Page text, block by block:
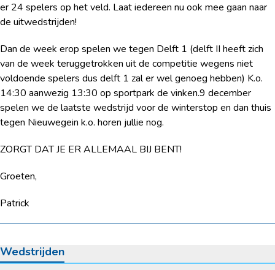
er 24 spelers op het veld. Laat iedereen nu ook mee gaan naar
de uitwedstrijden!
Dan de week erop spelen we tegen Delft 1 (delft II heeft zich
van de week teruggetrokken uit de competitie wegens niet
voldoende spelers dus delft 1 zal er wel genoeg hebben) K.o.
14:30 aanwezig 13:30 op sportpark de vinken.9 december
spelen we de laatste wedstrijd voor de winterstop en dan thuis
tegen Nieuwegein k.o. horen jullie nog.
ZORGT DAT JE ER ALLEMAAL BIJ BENT!
Groeten,
Patrick
Wedstrijden